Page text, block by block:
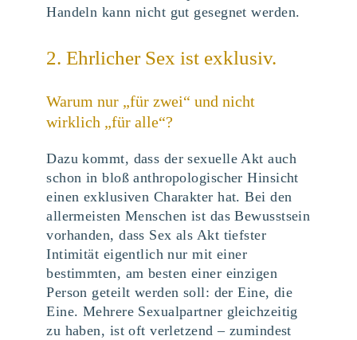
Handeln kann nicht gut gesegnet werden.
2. Ehrlicher Sex ist exklusiv.
Warum nur „für zwei“ und nicht
wirklich „für alle“?
Dazu kommt, dass der sexuelle Akt auch
schon in bloß anthropologischer Hinsicht
einen exklusiven Charakter hat. Bei den
allermeisten Menschen ist das Bewusstsein
vorhanden, dass Sex als Akt tiefster
Intimität eigentlich nur mit einer
bestimmten, am besten einer einzigen
Person geteilt werden soll: der Eine, die
Eine. Mehrere Sexualpartner gleichzeitig
zu haben, ist oft verletzend – zumindest